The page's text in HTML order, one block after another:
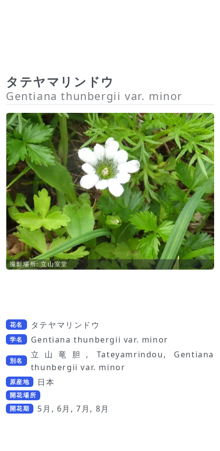
タテヤマリンドウ
Gentiana thunbergii var. minor
撮影場所: 立山室堂
花名 タテヤマリンドウ
学名 Gentiana thunbergii var. minor
別名
立山竜胆, Tateyamrindou, Gentiana
thunbergii var. minor
原産地 日本
開花場所
開花期
5月, 6月, 7月, 8月